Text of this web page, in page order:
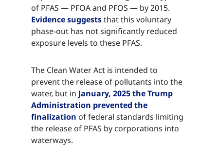
of PFAS — PFOA and PFOS — by 2015.
Evidence suggests​​​​‌ ‍ ​‍​‍‌‍ ‌ ​‍‌‍‍‌‌‍‌ ‌‍‍‌‌‍ ‍​‍​‍​ ‍‍​‍​‍‌ ​ ‌‍​‌‌‍ ‍‌‍‍‌‌ ‌​‌ ‍‌​‍ ‍‌‍‍‌‌‍ ​‍​‍​‍ ​​‍​‍‌‍‍​‌ ​‍‌‍‌‌‌‍‌‍​‍​‍​ ‍‍​‍​‍‌‍‍​‌ ‌​‌ ‌​‌ ​​‌ ​ ​ ‍‍​‍ ​‍ ‌‍​ ‌‍ ‌‌ ​ ​‍ ‍‌‍ ‌‌‍​‌‌‍‍‌‌‍ ‍​‍ ‍​ ​‍​ ​​​ ​‍​ ‌​‌ ​‍‌‍‌‌‌‍‌​‌‍‌‌‌ ​ ‌‍‍‌‌‍‌ ‌‍ ‍​‍ ‍‌ ​‍‌‍‍‌‌ ‌‍‌‍‌‌‌ ​‍‌‍‍ ‌‍‌‌‌‍‌‌‌ ​​‌‍‌‌‌ ​‍​‍ ‍‌‍ ‌ ​‍‌‍‌ ​‍ ‌‍‍‌‌‍ ‍‌ ‌​‌‍‌‌‌‍ ‍‌ ‌​​‍ ‌‍‌‌‌‍‌​‌‍‍‌‌ ‌​​‍ ‌‍ ‌‌‍ ‌‍‌​‌‍‌‌​ ‌‌ ​​‌ ​‍‌‍‌‌‌ ​ ‌‍‌‌‌‍ ‍‌ ‌​‌‍​‌‌ ‌​‌‍‍‌‌‍ ‌‍ ‍​ ‍ ‌‍‍‌‌‍‌​​ ‌‌‍​ ​ ​‍‌‍‌‍​ ​​​ ​‌‌‍​ ​ ‌ ​ ‌ ​‍ ‌‌‍​‍​ ‌​​ ​‌‌‍​‌​‍ ‌​ ‌​​ ‌​‌‍​‌​ ‌​​‍ ‌‌‍​‌​ ​​‌‍​‌‌‍‌‌​‍ ‌​ ‌‍​ ‌ ​ ‌‌‌‍​ ​ ‌​​ ‍​​ ‍‌​ ​‍​ ‌ ​ ​ ​ ​​​ ‌​​ ‍ ‌ ‌​‌ ‍‌‌ ​​‌‍‌‌​ ‌‌‍​‌‌ ​‍‌ ‌​‌‍‍‌‌‍​ ‌‍ ​‌‍‌‌​ ‍ ‌ ​​‌‍​‌‌ ‌​‌‍‍​​ ‌‌‍​ ‌‍ ‌‍ ‍‌ ‌​‌‍‌‌‌‍ ‍‌ ‌​​‍‌‌​ ‌‌‌​​‍‌‌ ‌‍‍ ‌‍‌‌‌ ‍‌​‍‌‌​ ​ ‌​‌​​‍‌‌​ ​ ‌​‌​​‍‌‌​ ​‍​ ​‍‌‍‌‌​ ‌ ​ ​‌‌‍​ ‌‍​ ​ ​‌‌‍‌‌‌‍‌​​ ‌​​ ​‍‌‍‌​​ ​ ​‍‌‌​ ​‍​ ​‍​‍‌‌​ ‌‌‌​‌​​‍ ‍‌‍​ ‌‍‍​‌‍‍‌‌‍ ​‌‍‌​‌ ​‍‌‍‌‌‌‍ ‍​‍‌‌​ ‌‌‌​​‍‌‌ ‌‍‍ ‌‍‌‌‌ ‍‌​‍‌‌​ ​ ‌​‌​​‍‌‌​ ​ ‌​‌​​‍‌‌​ ​‍​ ​‍​ ‌​​ ​​‌‍‌‍​ ​ ​ ​ ​ ‌ ​ ​‌‌‍​ ​ ‌​‌‍‌​​ ‍​‌‍​ ​‍‌‌​ ​‍​ ​‍​‍‌‌​ ‌‌‌​‌​​‍ ‍‌ ‌​‌‍‌‌‌ ‍​‌ ‌​​ ‌‍​‍‌‍​‌‌ ​ ‌‍‌‌‌‌‌‌‌ ​‍‌‍ ​​ ‌‌‍‍​‌ ‌​‌ ‌​‌ ​​‌ ​ ​‍‌‌​ ​ ‌​​‌​‍‌‌​ ​‍‌​‌‍​‍‌‌​ ​‍‌​‌‍‌‍​ ‌‍ ‌‌ ​ ​‍ ‍‌‍ ‌‌‍​‌‌‍‍‌‌‍ ‍​‍ ‍​ ​‍​ ​​​ ​‍​ ‌​‌ ​‍‌‍‌‌‌‍‌​‌‍‌‌‌ ​ ‌‍‍‌‌‍‌ ‌‍ ‍​‍ ‍‌ ​‍‌‍‍‌‌ ‌‍‌‍‌‌‌ ​‍‌‍‍ ‌‍‌‌‌‍‌‌‌ ​​‌‍‌‌‌ ​‍​‍ ‍‌‍ ‌ ​‍‌‍‌ ​‍‌‍‌‍‍‌‌‍‌​​ ‌‌‍​ ​ ​‍‌‍‌‍​ ​​​ ​‌‌‍​ ​ ‌ ​ ‌ ​‍ ‌‌‍​‍​ ‌​​ ​‌‌‍​‌​‍ ‌​ ‌​​ ‌​‌‍​‌​ ‌​​‍ ‌‌‍​‌​ ​​‌‍​‌‌‍‌‌​‍ ‌​ ‌‍​ ‌ ​ ‌‌‌‍​ ​ ‌​​ ‍​​ ‍‌​ ​‍​ ‌ ​ ​ ​ ​​​ ‌​​‍‌‍‌ ‌​‌ ‍‌‌ ​​‌‍‌‌​ ‌‌‍​‌‌ ​‍‌ ‌​‌‍‍‌‌‍​ ‌‍ ​‌‍‌‌​‍‌‍‌ ​​‌‍​‌‌ ‌​‌‍‍​​ ‌‌‍​ ‌‍ ‌‍ ‍‌ ‌​‌‍‌‌‌‍ ‍‌ ‌​​‍‌‌​ ‌‌‌​​‍‌‌ ‌‍‍ ‌‍‌‌‌ ‍‌​‍‌‌​ ​ ‌​‌​​‍‌‌​ ​ ‌​‌​​‍‌‌​ ​‍​ ​‍‌‍‌‌​ ‌ ​ ​‌‌‍​ ‌‍​ ​ ​‌‌‍‌‌‌‍‌​​ ‌​​ ​‍‌‍‌​​ ​ ​‍‌‌​ ​‍​ ​‍​‍‌‌​ ‌‌‌​‌​​‍ ‍‌‍​ ‌‍‍​‌‍‍‌‌‍ ​‌‍‌​‌ ​‍‌‍‌‌‌‍ ‍​‍‌‌​ ‌‌‌​​‍‌‌ ‌‍‍ ‌‍‌‌‌ ‍‌​‍‌‌​ ​ ‌​‌​​‍‌‌​ ​ ‌​‌​​‍‌‌​ ​‍​ ​‍​ ‌​​ ​​‌‍‌‍​ ​ ​ ​ ​ ‌ ​ ​‌‌‍​ ​ ‌​‌‍‌​​ ‍​‌‍​ ​‍‌‌​ ​‍​ ​‍​‍‌‌​ ‌‌‌​‌​​‍ ‍‌ ‌​‌‍‌‌‌ ‍​‌ ‌​​‍‌‍‌ ​​‌‍‌‌‌ ​‍‌ ​ ‌ ​​‌‍‌‌‌‍​ ‌ ‌​‌‍‍‌‌ ‌‍‌‍‌‌​ ‌‌ ​​‌ ‌‌‌‍​‍‌‍ ​‌‍‍‌‌ ​ ‌‍‍​‌‍‌‌‌‍‌​​‍​‍‌ ‌that this voluntary
phase-out has not significantly reduced
exposure levels to these PFAS.​​​​‌ ‍ ​‍​‍‌‍ ‌ ​‍‌‍‍‌‌‍‌ ‌‍‍‌‌‍ ‍​‍​‍​ ‍‍​‍​‍‌ ​ ‌‍​‌‌‍ ‍‌‍‍‌‌ ‌​‌ ‍‌​‍ ‍‌‍‍‌‌‍ ​‍​‍​‍ ​​‍​‍‌‍‍​‌ ​‍‌‍‌‌‌‍‌‍​‍​‍​ ‍‍​‍​‍‌‍‍​‌ ‌​‌ ‌​‌ ​​‌ ​ ​ ‍‍​‍ ​‍ ‌‍​ ‌‍ ‌‌ ​ ​‍ ‍‌‍ ‌‌‍​‌‌‍‍‌‌‍ ‍​‍ ‍​ ​‍​ ​​​ ​‍​ ‌​‌ ​‍‌‍‌‌‌‍‌​‌‍‌‌‌ ​ ‌‍‍‌‌‍‌ ‌‍ ‍​‍ ‍‌ ​‍‌‍‍‌‌ ‌‍‌‍‌‌‌ ​‍‌‍‍ ‌‍‌‌‌‍‌‌‌ ​​‌‍‌‌‌ ​‍​‍ ‍‌‍ ‌ ​‍‌‍‌ ​‍ ‌‍‍‌‌‍ ‍‌ ‌​‌‍‌‌‌‍ ‍‌ ‌​​‍ ‌‍‌‌‌‍‌​‌‍‍‌‌ ‌​​‍ ‌‍ ‌‌‍ ‌‍‌​‌‍‌‌​ ‌‌ ​​‌ ​‍‌‍‌‌‌ ​ ‌‍‌‌‌‍ ‍‌ ‌​‌‍​‌‌ ‌​‌‍‍‌‌‍ ‌‍ ‍​ ‍ ‌‍‍‌‌‍‌​​ ‌‌‍​ ​ ​‍‌‍‌‍​ ​​​ ​‌‌‍​ ​ ‌ ​ ‌ ​‍ ‌‌‍​‍​ ‌​​ ​‌‌‍​‌​‍ ‌​ ‌​​ ‌​‌‍​‌​ ‌​​‍ ‌‌‍​‌​ ​​‌‍​‌‌‍‌‌​‍ ‌​ ‌‍​ ‌ ​ ‌‌‌‍​ ​ ‌​​ ‍​​ ‍‌​ ​‍​ ‌ ​ ​ ​ ​​​ ‌​​ ‍ ‌ ‌​‌ ‍‌‌ ​​‌‍‌‌​ ‌‌‍​‌‌ ​‍‌ ‌​‌‍‍‌‌‍​ ‌‍ ​‌‍‌‌​ ‍ ‌ ​​‌‍​‌‌ ‌​‌‍‍​​ ‌‌‍​ ‌‍ ‌‍ ‍‌ ‌​‌‍‌‌‌‍ ‍‌ ‌​​‍‌‌​ ‌‌‌​​‍‌‌ ‌‍‍ ‌‍‌‌‌ ‍‌​‍‌‌​ ​ ‌​‌​​‍‌‌​ ​ ‌​‌​​‍‌‌​ ​‍​ ​‍‌‍‌‌​ ‌ ​ ​‌‌‍​ ‌‍​ ​ ​‌‌‍‌‌‌‍‌​​ ‌​​ ​‍‌‍‌​​ ​ ​‍‌‌​ ​‍​ ​‍​‍‌‌​ ‌‌‌​‌​​‍ ‍‌‍​ ‌‍‍​‌‍‍‌‌‍ ​‌‍‌​‌ ​‍‌‍‌‌‌‍ ‍​‍‌‌​ ‌‌‌​​‍‌‌ ‌‍‍ ‌‍‌‌‌ ‍‌​‍‌‌​ ​ ‌​‌​​‍‌‌​ ​ ‌​‌​​‍‌‌​ ​‍​ ​‍‌‍​ ​ ​​‌‍‌​‌‍‌‍​ ‌‍​ ‍‌‌‍​ ‌‍‌‌​ ​‌​ ‌‌‌‍‌​‌‍​ ​‍‌‌​ ​‍​ ​‍​‍‌‌​ ‌‌‌​‌​​‍ ‍‌ ‌​‌‍‌‌‌ ‍​‌ ‌​​ ‌‍​‍‌‍​‌‌ ​ ‌‍‌‌‌‌‌‌‌ ​‍‌‍ ​​ ‌‌‍‍​‌ ‌​‌ ‌​‌ ​​‌ ​ ​‍‌‌​ ​ ‌​​‌​‍‌‌​ ​‍‌​‌‍​‍‌‌​ ​‍‌​‌‍‌‍​ ‌‍ ‌‌ ​ ​‍ ‍‌‍ ‌‌‍​‌‌‍‍‌‌‍ ‍​‍ ‍​ ​‍​ ​​​ ​‍​ ‌​‌ ​‍‌‍‌‌‌‍‌​‌‍‌‌‌ ​ ‌‍‍‌‌‍‌ ‌‍ ‍​‍ ‍‌ ​‍‌‍‍‌‌ ‌‍‌‍‌‌‌ ​‍‌‍‍ ‌‍‌‌‌‍‌‌‌ ​​‌‍‌‌‌ ​‍​‍ ‍‌‍ ‌ ​‍‌‍‌ ​‍‌‍‌‍‍‌‌‍‌​​ ‌‌‍​ ​ ​‍‌‍‌‍​ ​​​ ​‌‌‍​ ​ ‌ ​ ‌ ​‍ ‌‌‍​‍​ ‌​​ ​‌‌‍​‌​‍ ‌​ ‌​​ ‌​‌‍​‌​ ‌​​‍ ‌‌‍​‌​ ​​‌‍​‌‌‍‌‌​‍ ‌​ ‌‍​ ‌ ​ ‌‌‌‍​ ​ ‌​​ ‍​​ ‍‌​ ​‍​ ‌ ​ ​ ​ ​​​ ‌​​‍‌‍‌ ‌​‌ ‍‌‌ ​​‌‍‌‌​ ‌‌‍​‌‌ ​‍‌ ‌​‌‍‍‌‌‍​ ‌‍ ​‌‍‌‌​‍‌‍‌ ​​‌‍​‌‌ ‌​‌‍‍​​ ‌‌‍​ ‌‍ ‌‍ ‍‌ ‌​‌‍‌‌‌‍ ‍‌ ‌​​‍‌‌​ ‌‌‌​​‍‌‌ ‌‍‍ ‌‍‌‌‌ ‍‌​‍‌‌​ ​ ‌​‌​​‍‌‌​ ​ ‌​‌​​‍‌‌​ ​‍​ ​‍‌‍‌‌​ ‌ ​ ​‌‌‍​ ‌‍​ ​ ​‌‌‍‌‌‌‍‌​​ ‌​​ ​‍‌‍‌​​ ​ ​‍‌‌​ ​‍​ ​‍​‍‌‌​ ‌‌‌​‌​​‍ ‍‌‍​ ‌‍‍​‌‍‍‌‌‍ ​‌‍‌​‌ ​‍‌‍‌‌‌‍ ‍​‍‌‌​ ‌‌‌​​‍‌‌ ‌‍‍ ‌‍‌‌‌ ‍‌​‍‌‌​ ​ ‌​‌​​‍‌‌​ ​ ‌​‌​​‍‌‌​ ​‍​ ​‍‌‍​ ​ ​​‌‍‌​‌‍‌‍​ ‌‍​ ‍‌‌‍​ ‌‍‌‌​ ​‌​ ‌‌‌‍‌​‌‍​ ​‍‌‌​ ​‍​ ​‍​‍‌‌​ ‌‌‌​‌​​‍ ‍‌ ‌​‌‍‌‌‌ ‍​‌ ‌​​‍‌‍‌ ​​‌‍‌‌‌ ​‍‌ ​ ‌ ​​‌‍‌‌‌‍​ ‌ ‌​‌‍‍‌‌ ‌‍‌‍‌‌​ ‌‌ ​​‌ ‌‌‌‍​‍‌‍ ​‌‍‍‌‌ ​ ‌‍‍​‌‍‌‌‌‍‌​​‍​‍‌ ‌
The Clean Water Act is intended to
prevent the release of pollutants into the
water, but in​​​​‌ ‍ ​‍​‍‌‍ ‌ ​‍‌‍‍‌‌‍‌ ‌‍‍‌‌‍ ‍​‍​‍​ ‍‍​‍​‍‌ ​ ‌‍​‌‌‍ ‍‌‍‍‌‌ ‌​‌ ‍‌​‍ ‍‌‍‍‌‌‍ ​‍​‍​‍ ​​‍​‍‌‍‍​‌ ​‍‌‍‌‌‌‍‌‍​‍​‍​ ‍‍​‍​‍‌‍‍​‌ ‌​‌ ‌​‌ ​​‌ ​ ​ ‍‍​‍ ​‍ ‌‍​ ‌‍ ‌‌ ​ ​‍ ‍‌‍ ‌‌‍​‌‌‍‍‌‌‍ ‍​‍ ‍​ ​‍​ ​​​ ​‍​ ‌​‌ ​‍‌‍‌‌‌‍‌​‌‍‌‌‌ ​ ‌‍‍‌‌‍‌ ‌‍ ‍​‍ ‍‌ ​‍‌‍‍‌‌ ‌‍‌‍‌‌‌ ​‍‌‍‍ ‌‍‌‌‌‍‌‌‌ ​​‌‍‌‌‌ ​‍​‍ ‍‌‍ ‌ ​‍‌‍‌ ​‍ ‌‍‍‌‌‍ ‍‌ ‌​‌‍‌‌‌‍ ‍‌ ‌​​‍ ‌‍‌‌‌‍‌​‌‍‍‌‌ ‌​​‍ ‌‍ ‌‌‍ ‌‍‌​‌‍‌‌​ ‌‌ ​​‌ ​‍‌‍‌‌‌ ​ ‌‍‌‌‌‍ ‍‌ ‌​‌‍​‌‌ ‌​‌‍‍‌‌‍ ‌‍ ‍​ ‍ ‌‍‍‌‌‍‌​​ ‌‌‍​ ​ ​‍‌‍‌‍​ ​​​ ​‌‌‍​ ​ ‌ ​ ‌ ​‍ ‌‌‍​‍​ ‌​​ ​‌‌‍​‌​‍ ‌​ ‌​​ ‌​‌‍​‌​ ‌​​‍ ‌‌‍​‌​ ​​‌‍​‌‌‍‌‌​‍ ‌​ ‌‍​ ‌ ​ ‌‌‌‍​ ​ ‌​​ ‍​​ ‍‌​ ​‍​ ‌ ​ ​ ​ ​​​ ‌​​ ‍ ‌ ‌​‌ ‍‌‌ ​​‌‍‌‌​ ‌‌‍​‌‌ ​‍‌ ‌​‌‍‍‌‌‍​ ‌‍ ​‌‍‌‌​ ‍ ‌ ​​‌‍​‌‌ ‌​‌‍‍​​ ‌‌‍​ ‌‍ ‌‍ ‍‌ ‌​‌‍‌‌‌‍ ‍‌ ‌​​‍‌‌​ ‌‌‌​​‍‌‌ ‌‍‍ ‌‍‌‌‌ ‍‌​‍‌‌​ ​ ‌​‌​​‍‌‌​ ​ ‌​‌​​‍‌‌​ ​‍​ ​‍​ ‍‌​ ​‌‌‍​ ​ ​‌‌‍‌​‌‍‌​​ ‌ ​ ‌‍​ ​‌​ ‌ ‌‍​ ‌‍​‍​‍‌‌​ ​‍​ ​‍​‍‌‌​ ‌‌‌​‌​​‍ ‍‌‍​ ‌‍‍​‌‍‍‌‌‍ ​‌‍‌​‌ ​‍‌‍‌‌‌‍ ‍​‍‌‌​ ‌‌‌​​‍‌‌ ‌‍‍ ‌‍‌‌‌ ‍‌​‍‌‌​ ​ ‌​‌​​‍‌‌​ ​ ‌​‌​​‍‌‌​ ​‍​ ​‍‌‍​‍​ ‌‌‌‍‌‍​ ​‍‌‍‌​​ ​‌​ ​‌​ ‍‌‌‍​‍​ ​​‌‍​ ‌‍‌​​‍‌‌​ ​‍​ ​‍​‍‌‌​ ‌‌‌​‌​​‍ ‍‌ ‌​‌‍‌‌‌ ‍​‌ ‌​​ ‌‍​‍‌‍​‌‌ ​ ‌‍‌‌‌‌‌‌‌ ​‍‌‍ ​​ ‌‌‍‍​‌ ‌​‌ ‌​‌ ​​‌ ​ ​‍‌‌​ ​ ‌​​‌​‍‌‌​ ​‍‌​‌‍​‍‌‌​ ​‍‌​‌‍‌‍​ ‌‍ ‌‌ ​ ​‍ ‍‌‍ ‌‌‍​‌‌‍‍‌‌‍ ‍​‍ ‍​ ​‍​ ​​​ ​‍​ ‌​‌ ​‍‌‍‌‌‌‍‌​‌‍‌‌‌ ​ ‌‍‍‌‌‍‌ ‌‍ ‍​‍ ‍‌ ​‍‌‍‍‌‌ ‌‍‌‍‌‌‌ ​‍‌‍‍ ‌‍‌‌‌‍‌‌‌ ​​‌‍‌‌‌ ​‍​‍ ‍‌‍ ‌ ​‍‌‍‌ ​‍‌‍‌‍‍‌‌‍‌​​ ‌‌‍​ ​ ​‍‌‍‌‍​ ​​​ ​‌‌‍​ ​ ‌ ​ ‌ ​‍ ‌‌‍​‍​ ‌​​ ​‌‌‍​‌​‍ ‌​ ‌​​ ‌​‌‍​‌​ ‌​​‍ ‌‌‍​‌​ ​​‌‍​‌‌‍‌‌​‍ ‌​ ‌‍​ ‌ ​ ‌‌‌‍​ ​ ‌​​ ‍​​ ‍‌​ ​‍​ ‌ ​ ​ ​ ​​​ ‌​​‍‌‍‌ ‌​‌ ‍‌‌ ​​‌‍‌‌​ ‌‌‍​‌‌ ​‍‌ ‌​‌‍‍‌‌‍​ ‌‍ ​‌‍‌‌​‍‌‍‌ ​​‌‍​‌‌ ‌​‌‍‍​​ ‌‌‍​ ‌‍ ‌‍ ‍‌ ‌​‌‍‌‌‌‍ ‍‌ ‌​​‍‌‌​ ‌‌‌​​‍‌‌ ‌‍‍ ‌‍‌‌‌ ‍‌​‍‌‌​ ​ ‌​‌​​‍‌‌​ ​ ‌​‌​​‍‌‌​ ​‍​ ​‍​ ‍‌​ ​‌‌‍​ ​ ​‌‌‍‌​‌‍‌​​ ‌ ​ ‌‍​ ​‌​ ‌ ‌‍​ ‌‍​‍​‍‌‌​ ​‍​ ​‍​‍‌‌​ ‌‌‌​‌​​‍ ‍‌‍​ ‌‍‍​‌‍‍‌‌‍ ​‌‍‌​‌ ​‍‌‍‌‌‌‍ ‍​‍‌‌​ ‌‌‌​​‍‌‌ ‌‍‍ ‌‍‌‌‌ ‍‌​‍‌‌​ ​ ‌​‌​​‍‌‌​ ​ ‌​‌​​‍‌‌​ ​‍​ ​‍‌‍​‍​ ‌‌‌‍‌‍​ ​‍‌‍‌​​ ​‌​ ​‌​ ‍‌‌‍​‍​ ​​‌‍​ ‌‍‌​​‍‌‌​ ​‍​ ​‍​‍‌‌​ ‌‌‌​‌​​‍ ‍‌ ‌​‌‍‌‌‌ ‍​‌ ‌​​‍‌‍‌ ​​‌‍‌‌‌ ​‍‌ ​ ‌ ​​‌‍‌‌‌‍​ ‌ ‌​‌‍‍‌‌ ‌‍‌‍‌‌​ ‌‌ ​​‌ ‌‌‌‍​‍‌‍ ​‌‍‍‌‌ ​ ‌‍‍​‌‍‌‌‌‍‌​​‍​‍‌ ‌ January, 2025 the Trump
Administration prevented the
finalization​​​​‌ ‍ ​‍​‍‌‍ ‌ ​‍‌‍‍‌‌‍‌ ‌‍‍‌‌‍ ‍​‍​‍​ ‍‍​‍​‍‌ ​ ‌‍​‌‌‍ ‍‌‍‍‌‌ ‌​‌ ‍‌​‍ ‍‌‍‍‌‌‍ ​‍​‍​‍ ​​‍​‍‌‍‍​‌ ​‍‌‍‌‌‌‍‌‍​‍​‍​ ‍‍​‍​‍‌‍‍​‌ ‌​‌ ‌​‌ ​​‌ ​ ​ ‍‍​‍ ​‍ ‌‍​ ‌‍ ‌‌ ​ ​‍ ‍‌‍ ‌‌‍​‌‌‍‍‌‌‍ ‍​‍ ‍​ ​‍​ ​​​ ​‍​ ‌​‌ ​‍‌‍‌‌‌‍‌​‌‍‌‌‌ ​ ‌‍‍‌‌‍‌ ‌‍ ‍​‍ ‍‌ ​‍‌‍‍‌‌ ‌‍‌‍‌‌‌ ​‍‌‍‍ ‌‍‌‌‌‍‌‌‌ ​​‌‍‌‌‌ ​‍​‍ ‍‌‍ ‌ ​‍‌‍‌ ​‍ ‌‍‍‌‌‍ ‍‌ ‌​‌‍‌‌‌‍ ‍‌ ‌​​‍ ‌‍‌‌‌‍‌​‌‍‍‌‌ ‌​​‍ ‌‍ ‌‌‍ ‌‍‌​‌‍‌‌​ ‌‌ ​​‌ ​‍‌‍‌‌‌ ​ ‌‍‌‌‌‍ ‍‌ ‌​‌‍​‌‌ ‌​‌‍‍‌‌‍ ‌‍ ‍​ ‍ ‌‍‍‌‌‍‌​​ ‌‌‍​ ​ ​‍‌‍‌‍​ ​​​ ​‌‌‍​ ​ ‌ ​ ‌ ​‍ ‌‌‍​‍​ ‌​​ ​‌‌‍​‌​‍ ‌​ ‌​​ ‌​‌‍​‌​ ‌​​‍ ‌‌‍​‌​ ​​‌‍​‌‌‍‌‌​‍ ‌​ ‌‍​ ‌ ​ ‌‌‌‍​ ​ ‌​​ ‍​​ ‍‌​ ​‍​ ‌ ​ ​ ​ ​​​ ‌​​ ‍ ‌ ‌​‌ ‍‌‌ ​​‌‍‌‌​ ‌‌‍​‌‌ ​‍‌ ‌​‌‍‍‌‌‍​ ‌‍ ​‌‍‌‌​ ‍ ‌ ​​‌‍​‌‌ ‌​‌‍‍​​ ‌‌‍​ ‌‍ ‌‍ ‍‌ ‌​‌‍‌‌‌‍ ‍‌ ‌​​‍‌‌​ ‌‌‌​​‍‌‌ ‌‍‍ ‌‍‌‌‌ ‍‌​‍‌‌​ ​ ‌​‌​​‍‌‌​ ​ ‌​‌​​‍‌‌​ ​‍​ ​‍​ ‍‌​ ​‌‌‍​ ​ ​‌‌‍‌​‌‍‌​​ ‌ ​ ‌‍​ ​‌​ ‌ ‌‍​ ‌‍​‍​‍‌‌​ ​‍​ ​‍​‍‌‌​ ‌‌‌​‌​​‍ ‍‌‍​ ‌‍‍​‌‍‍‌‌‍ ​‌‍‌​‌ ​‍‌‍‌‌‌‍ ‍​‍‌‌​ ‌‌‌​​‍‌‌ ‌‍‍ ‌‍‌‌‌ ‍‌​‍‌‌​ ​ ‌​‌​​‍‌‌​ ​ ‌​‌​​‍‌‌​ ​‍​ ​‍‌‍​ ​ ​ ​ ‌ ‌‍‌​​ ‌​​ ‍‌​ ​​‌‍‌‍‌‍​‌‌‍​‍​ ‌‍‌‍​‌​‍‌‌​ ​‍​ ​‍​‍‌‌​ ‌‌‌​‌​​‍ ‍‌ ‌​‌‍‌‌‌ ‍​‌ ‌​​ ‌‍​‍‌‍​‌‌ ​ ‌‍‌‌‌‌‌‌‌ ​‍‌‍ ​​ ‌‌‍‍​‌ ‌​‌ ‌​‌ ​​‌ ​ ​‍‌‌​ ​ ‌​​‌​‍‌‌​ ​‍‌​‌‍​‍‌‌​ ​‍‌​‌‍‌‍​ ‌‍ ‌‌ ​ ​‍ ‍‌‍ ‌‌‍​‌‌‍‍‌‌‍ ‍​‍ ‍​ ​‍​ ​​​ ​‍​ ‌​‌ ​‍‌‍‌‌‌‍‌​‌‍‌‌‌ ​ ‌‍‍‌‌‍‌ ‌‍ ‍​‍ ‍‌ ​‍‌‍‍‌‌ ‌‍‌‍‌‌‌ ​‍‌‍‍ ‌‍‌‌‌‍‌‌‌ ​​‌‍‌‌‌ ​‍​‍ ‍‌‍ ‌ ​‍‌‍‌ ​‍‌‍‌‍‍‌‌‍‌​​ ‌‌‍​ ​ ​‍‌‍‌‍​ ​​​ ​‌‌‍​ ​ ‌ ​ ‌ ​‍ ‌‌‍​‍​ ‌​​ ​‌‌‍​‌​‍ ‌​ ‌​​ ‌​‌‍​‌​ ‌​​‍ ‌‌‍​‌​ ​​‌‍​‌‌‍‌‌​‍ ‌​ ‌‍​ ‌ ​ ‌‌‌‍​ ​ ‌​​ ‍​​ ‍‌​ ​‍​ ‌ ​ ​ ​ ​​​ ‌​​‍‌‍‌ ‌​‌ ‍‌‌ ​​‌‍‌‌​ ‌‌‍​‌‌ ​‍‌ ‌​‌‍‍‌‌‍​ ‌‍ ​‌‍‌‌​‍‌‍‌ ​​‌‍​‌‌ ‌​‌‍‍​​ ‌‌‍​ ‌‍ ‌‍ ‍‌ ‌​‌‍‌‌‌‍ ‍‌ ‌​​‍‌‌​ ‌‌‌​​‍‌‌ ‌‍‍ ‌‍‌‌‌ ‍‌​‍‌‌​ ​ ‌​‌​​‍‌‌​ ​ ‌​‌​​‍‌‌​ ​‍​ ​‍​ ‍‌​ ​‌‌‍​ ​ ​‌‌‍‌​‌‍‌​​ ‌ ​ ‌‍​ ​‌​ ‌ ‌‍​ ‌‍​‍​‍‌‌​ ​‍​ ​‍​‍‌‌​ ‌‌‌​‌​​‍ ‍‌‍​ ‌‍‍​‌‍‍‌‌‍ ​‌‍‌​‌ ​‍‌‍‌‌‌‍ ‍​‍‌‌​ ‌‌‌​​‍‌‌ ‌‍‍ ‌‍‌‌‌ ‍‌​‍‌‌​ ​ ‌​‌​​‍‌‌​ ​ ‌​‌​​‍‌‌​ ​‍​ ​‍‌‍​ ​ ​ ​ ‌ ‌‍‌​​ ‌​​ ‍‌​ ​​‌‍‌‍‌‍​‌‌‍​‍​ ‌‍‌‍​‌​‍‌‌​ ​‍​ ​‍​‍‌‌​ ‌‌‌​‌​​‍ ‍‌ ‌​‌‍‌‌‌ ‍​‌ ‌​​‍‌‍‌ ​​‌‍‌‌‌ ​‍‌ ​ ‌ ​​‌‍‌‌‌‍​ ‌ ‌​‌‍‍‌‌ ‌‍‌‍‌‌​ ‌‌ ​​‌ ‌‌‌‍​‍‌‍ ​‌‍‍‌‌ ​ ‌‍‍​‌‍‌‌‌‍‌​​‍​‍‌ ‌ of federal standards limiting
the release of PFAS by corporations into
waterways.​​​​‌ ‍ ​‍​‍‌‍ ‌ ​‍‌‍‍‌‌‍‌ ‌‍‍‌‌‍ ‍​‍​‍​ ‍‍​‍​‍‌ ​ ‌‍​‌‌‍ ‍‌‍‍‌‌ ‌​‌ ‍‌​‍ ‍‌‍‍‌‌‍ ​‍​‍​‍ ​​‍​‍‌‍‍​‌ ​‍‌‍‌‌‌‍‌‍​‍​‍​ ‍‍​‍​‍‌‍‍​‌ ‌​‌ ‌​‌ ​​‌ ​ ​ ‍‍​‍ ​‍ ‌‍​ ‌‍ ‌‌ ​ ​‍ ‍‌‍ ‌‌‍​‌‌‍‍‌‌‍ ‍​‍ ‍​ ​‍​ ​​​ ​‍​ ‌​‌ ​‍‌‍‌‌‌‍‌​‌‍‌‌‌ ​ ‌‍‍‌‌‍‌ ‌‍ ‍​‍ ‍‌ ​‍‌‍‍‌‌ ‌‍‌‍‌‌‌ ​‍‌‍‍ ‌‍‌‌‌‍‌‌‌ ​​‌‍‌‌‌ ​‍​‍ ‍‌‍ ‌ ​‍‌‍‌ ​‍ ‌‍‍‌‌‍ ‍‌ ‌​‌‍‌‌‌‍ ‍‌ ‌​​‍ ‌‍‌‌‌‍‌​‌‍‍‌‌ ‌​​‍ ‌‍ ‌‌‍ ‌‍‌​‌‍‌‌​ ‌‌ ​​‌ ​‍‌‍‌‌‌ ​ ‌‍‌‌‌‍ ‍‌ ‌​‌‍​‌‌ ‌​‌‍‍‌‌‍ ‌‍ ‍​ ‍ ‌‍‍‌‌‍‌​​ ‌‌‍​ ​ ​‍‌‍‌‍​ ​​​ ​‌‌‍​ ​ ‌ ​ ‌ ​‍ ‌‌‍​‍​ ‌​​ ​‌‌‍​‌​‍ ‌​ ‌​​ ‌​‌‍​‌​ ‌​​‍ ‌‌‍​‌​ ​​‌‍​‌‌‍‌‌​‍ ‌​ ‌‍​ ‌ ​ ‌‌‌‍​ ​ ‌​​ ‍​​ ‍‌​ ​‍​ ‌ ​ ​ ​ ​​​ ‌​​ ‍ ‌ ‌​‌ ‍‌‌ ​​‌‍‌‌​ ‌‌‍​‌‌ ​‍‌ ‌​‌‍‍‌‌‍​ ‌‍ ​‌‍‌‌​ ‍ ‌ ​​‌‍​‌‌ ‌​‌‍‍​​ ‌‌‍​ ‌‍ ‌‍ ‍‌ ‌​‌‍‌‌‌‍ ‍‌ ‌​​‍‌‌​ ‌‌‌​​‍‌‌ ‌‍‍ ‌‍‌‌‌ ‍‌​‍‌‌​ ​ ‌​‌​​‍‌‌​ ​ ‌​‌​​‍‌‌​ ​‍​ ​‍​ ‍‌​ ​‌‌‍​ ​ ​‌‌‍‌​‌‍‌​​ ‌ ​ ‌‍​ ​‌​ ‌ ‌‍​ ‌‍​‍​‍‌‌​ ​‍​ ​‍​‍‌‌​ ‌‌‌​‌​​‍ ‍‌‍​ ‌‍‍​‌‍‍‌‌‍ ​‌‍‌​‌ ​‍‌‍‌‌‌‍ ‍​‍‌‌​ ‌‌‌​​‍‌‌ ‌‍‍ ‌‍‌‌‌ ‍‌​‍‌‌​ ​ ‌​‌​​‍‌‌​ ​ ‌​‌​​‍‌‌​ ​‍​ ​‍​ ‌‌​ ‍‌‌‍‌‌​ ​‍‌‍​‍​ ‍​‌‍​‌​ ‌ ‌‍‌‌​ ‌​​ ‌‍‌‍‌​​‍‌‌​ ​‍​ ​‍​‍‌‌​ ‌‌‌​‌​​‍ ‍‌ ‌​‌‍‌‌‌ ‍​‌ ‌​​ ‌‍​‍‌‍​‌‌ ​ ‌‍‌‌‌‌‌‌‌ ​‍‌‍ ​​ ‌‌‍‍​‌ ‌​‌ ‌​‌ ​​‌ ​ ​‍‌‌​ ​ ‌​​‌​‍‌‌​ ​‍‌​‌‍​‍‌‌​ ​‍‌​‌‍‌‍​ ‌‍ ‌‌ ​ ​‍ ‍‌‍ ‌‌‍​‌‌‍‍‌‌‍ ‍​‍ ‍​ ​‍​ ​​​ ​‍​ ‌​‌ ​‍‌‍‌‌‌‍‌​‌‍‌‌‌ ​ ‌‍‍‌‌‍‌ ‌‍ ‍​‍ ‍‌ ​‍‌‍‍‌‌ ‌‍‌‍‌‌‌ ​‍‌‍‍ ‌‍‌‌‌‍‌‌‌ ​​‌‍‌‌‌ ​‍​‍ ‍‌‍ ‌ ​‍‌‍‌ ​‍‌‍‌‍‍‌‌‍‌​​ ‌‌‍​ ​ ​‍‌‍‌‍​ ​​​ ​‌‌‍​ ​ ‌ ​ ‌ ​‍ ‌‌‍​‍​ ‌​​ ​‌‌‍​‌​‍ ‌​ ‌​​ ‌​‌‍​‌​ ‌​​‍ ‌‌‍​‌​ ​​‌‍​‌‌‍‌‌​‍ ‌​ ‌‍​ ‌ ​ ‌‌‌‍​ ​ ‌​​ ‍​​ ‍‌​ ​‍​ ‌ ​ ​ ​ ​​​ ‌​​‍‌‍‌ ‌​‌ ‍‌‌ ​​‌‍‌‌​ ‌‌‍​‌‌ ​‍‌ ‌​‌‍‍‌‌‍​ ‌‍ ​‌‍‌‌​‍‌‍‌ ​​‌‍​‌‌ ‌​‌‍‍​​ ‌‌‍​ ‌‍ ‌‍ ‍‌ ‌​‌‍‌‌‌‍ ‍‌ ‌​​‍‌‌​ ‌‌‌​​‍‌‌ ‌‍‍ ‌‍‌‌‌ ‍‌​‍‌‌​ ​ ‌​‌​​‍‌‌​ ​ ‌​‌​​‍‌‌​ ​‍​ ​‍​ ‍‌​ ​‌‌‍​ ​ ​‌‌‍‌​‌‍‌​​ ‌ ​ ‌‍​ ​‌​ ‌ ‌‍​ ‌‍​‍​‍‌‌​ ​‍​ ​‍​‍‌‌​ ‌‌‌​‌​​‍ ‍‌‍​ ‌‍‍​‌‍‍‌‌‍ ​‌‍‌​‌ ​‍‌‍‌‌‌‍ ‍​‍‌‌​ ‌‌‌​​‍‌‌ ‌‍‍ ‌‍‌‌‌ ‍‌​‍‌‌​ ​ ‌​‌​​‍‌‌​ ​ ‌​‌​​‍‌‌​ ​‍​ ​‍​ ‌‌​ ‍‌‌‍‌‌​ ​‍‌‍​‍​ ‍​‌‍​‌​ ‌ ‌‍‌‌​ ‌​​ ‌‍‌‍‌​​‍‌‌​ ​‍​ ​‍​‍‌‌​ ‌‌‌​‌​​‍ ‍‌ ‌​‌‍‌‌‌ ‍​‌ ‌​​‍‌‍‌ ​​‌‍‌‌‌ ​‍‌ ​ ‌ ​​‌‍‌‌‌‍​ ‌ ‌​‌‍‍‌‌ ‌‍‌‍‌‌​ ‌‌ ​​‌ ‌‌‌‍​‍‌‍ ​‌‍‍‌‌ ​ ‌‍‍​‌‍‌‌‌‍‌​​‍​‍‌ ‌